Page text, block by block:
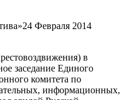
24 Февраля 2014
в
заседание Единого
комитета по
информационных,